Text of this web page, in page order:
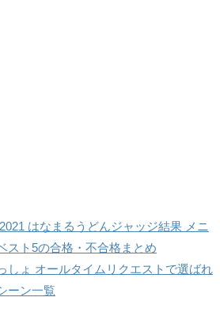
はなまるうどんジャッジ結果 メニ
スト5の合格・不合格まとめ
しょ オールタイムリクエストで選ばれ
ーン一覧